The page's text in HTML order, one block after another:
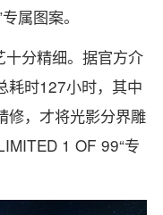
属图案。
分精细。据官方介
耗时127小时，其中
修，才将光影分界雕
1 OF 99“专